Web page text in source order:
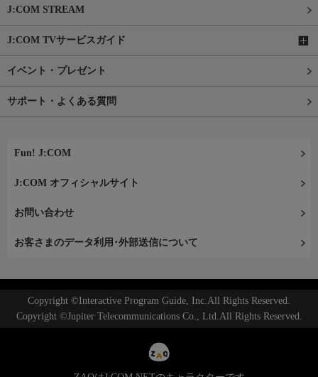
J:COM STREAM
J:COM TVサービスガイド
イベント・プレゼント
サポート・よくある質問
Fun! J:COM
J:COM オフィシャルサイト
お問い合わせ
お客さまのデータ利用･外部送信について
Copyright ©Interactive Program Guide, Inc.All Rights Reserved.
Copyright ©Jupiter Telecommunications Co., Ltd.All Rights Reserved.